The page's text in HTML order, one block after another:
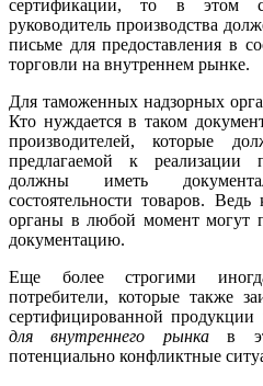
сертификации, то в этом
руководитель производства
письме для предоставления в
торговли на внутреннем рынке.
Для таможенных надзорных
Кто нуждается в таком
производителей, которые
предлагаемой к реализации
должны иметь
состоятельности товаров.
органы в любой момент могут
документацию.
Еще более строгими
потребители, которые также
сертифицированной
для внутреннего рынкав
потенциально конфликтные